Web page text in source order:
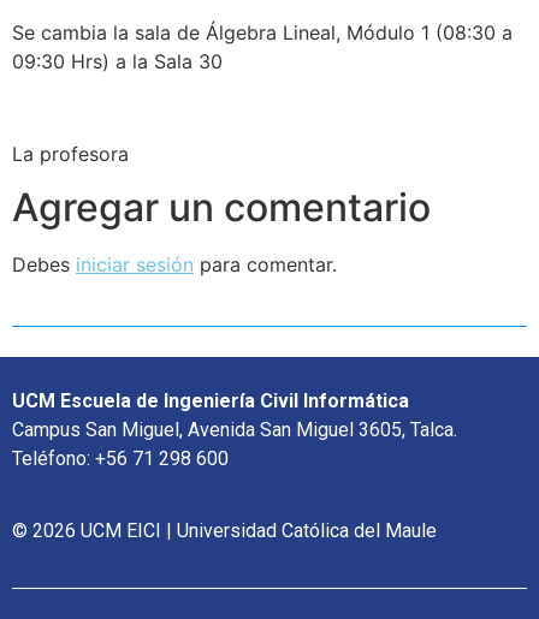
Se cambia la sala de Álgebra Lineal, Módulo 1 (08:30 a
09:30 Hrs) a la Sala 30
La profesora
Agregar un comentario
Debes iniciar sesión para comentar.
UCM Escuela de Ingeniería Civil Informática
Campus San Miguel, Avenida San Miguel 3605, Talca.
Teléfono: +56 71 298 600
© 2026 UCM EICI | Universidad Católica del Maule